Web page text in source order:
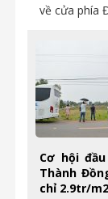
về cửa phía
Cơ hội
Thành
chỉ 2.9tr/m2